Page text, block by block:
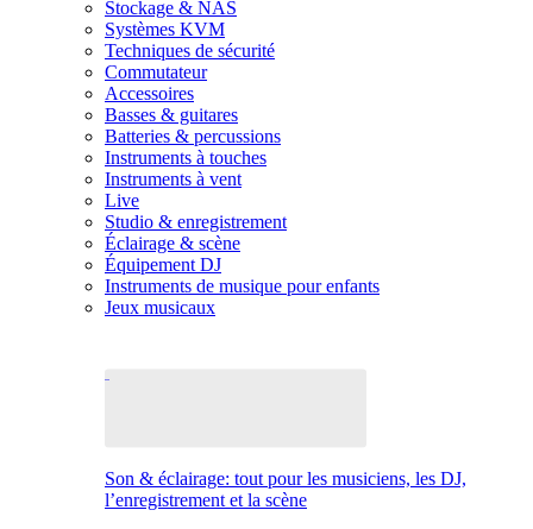
Stockage & NAS
Systèmes KVM
Techniques de sécurité
Commutateur
Accessoires
Basses & guitares
Batteries & percussions
Instruments à touches
Instruments à vent
Live
Studio & enregistrement
Éclairage & scène
Équipement DJ
Instruments de musique pour enfants
Jeux musicaux
Son & éclairage: tout pour les musiciens, les DJ,
l’enregistrement et la scène